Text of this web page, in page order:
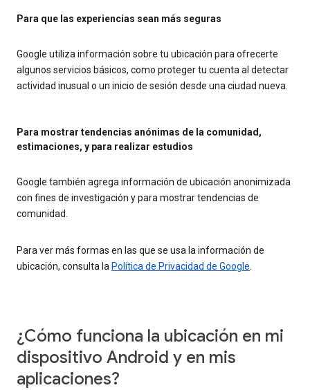
Para que las experiencias sean más seguras
Google utiliza información sobre tu ubicación para ofrecerte
algunos servicios básicos, como proteger tu cuenta al detectar
actividad inusual o un inicio de sesión desde una ciudad nueva.
Para mostrar tendencias anónimas de la comunidad,
estimaciones, y para realizar estudios
Google también agrega información de ubicación anonimizada
con fines de investigación y para mostrar tendencias de
comunidad.
Para ver más formas en las que se usa la información de
ubicación, consulta la Política de Privacidad de Google
¿Cómo funciona la ubicación en mi
dispositivo Android y en mis
aplicaciones?